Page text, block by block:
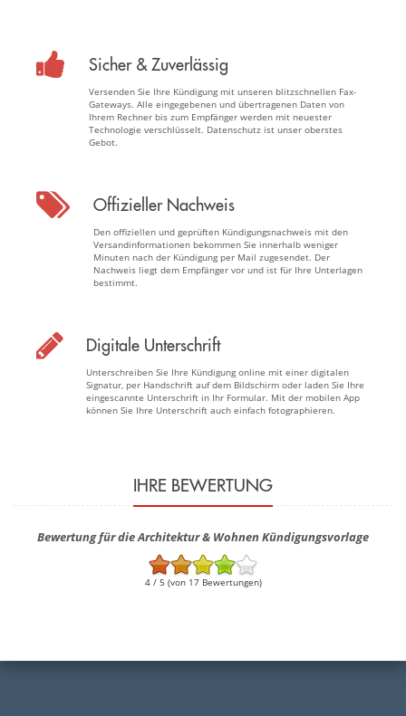
Sicher & Zuverlässig
Versenden Sie Ihre Kündigung mit unseren blitzschnellen Fax-
Gateways. Alle eingegebenen und übertragenen Daten von
Ihrem Rechner bis zum Empfänger werden mit neuester
Technologie verschlüsselt. Datenschutz ist unser oberstes
Gebot.
Offizieller Nachweis
Den offiziellen und geprüften Kündigungsnachweis mit den
Versandinformationen bekommen Sie innerhalb weniger
Minuten nach der Kündigung per Mail zugesendet. Der
Nachweis liegt dem Empfänger vor und ist für Ihre Unterlagen
bestimmt.
Digitale Unterschrift
Unterschreiben Sie Ihre Kündigung online mit einer digitalen
Signatur, per Handschrift auf dem Bildschirm oder laden Sie Ihre
eingescannte Unterschrift in Ihr Formular. Mit der mobilen App
können Sie Ihre Unterschrift auch einfach fotographieren.
IHRE BEWERTUNG
Bewertung für die Architektur & Wohnen Kündigungsvorlage
4 / 5 (von 17 Bewertungen)